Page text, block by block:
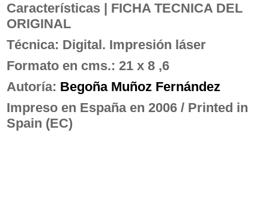
Características | FICHA TECNICA DEL
ORIGINAL
Técnica: Digital. Impresión láser
Formato en cms.: 21 x 8 ,6
Autoría: Begoña Muñoz Fernández
Impreso en España en 2006 / Printed in
Spain (EC)